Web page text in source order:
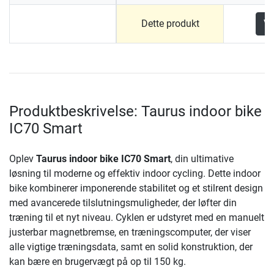
Dette produkt
Produktbeskrivelse: Taurus indoor bike
IC70 Smart
Oplev Taurus indoor bike IC70 Smart, din ultimative
løsning til moderne og effektiv indoor cycling. Dette indoor
bike kombinerer imponerende stabilitet og et stilrent design
med avancerede tilslutningsmuligheder, der løfter din
træning til et nyt niveau. Cyklen er udstyret med en manuelt
justerbar magnetbremse, en træningscomputer, der viser
alle vigtige træningsdata, samt en solid konstruktion, der
kan bære en brugervægt på op til 150 kg.